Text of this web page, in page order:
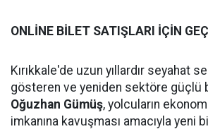
ONLİNE BİLET SATIŞLARI İÇİN
Kırıkkale'de uzun yıllardır seyahat
gösteren ve yeniden sektöre güçlü
Oğuzhan Gümüş, yolcuların
imkanına kavuşması amacıyla yeni